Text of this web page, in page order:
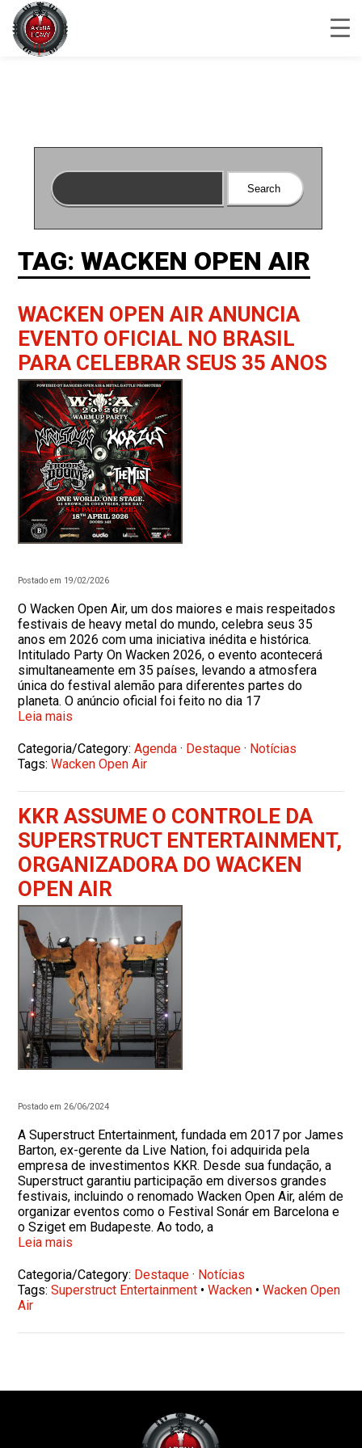
TAG: WACKEN OPEN AIR
WACKEN OPEN AIR ANUNCIA
EVENTO OFICIAL NO BRASIL
PARA CELEBRAR SEUS 35 ANOS
Postado em 19/02/2026
O Wacken Open Air, um dos maiores e mais respeitados
festivais de heavy metal do mundo, celebra seus 35
anos em 2026 com uma iniciativa inédita e histórica.
Intitulado Party On Wacken 2026, o evento acontecerá
simultaneamente em 35 países, levando a atmosfera
única do festival alemão para diferentes partes do
planeta. O anúncio oficial foi feito no dia 17
Leia mais
Categoria/Category:Agenda · Destaque · Notícias
Tags:Wacken Open Air
KKR ASSUME O CONTROLE DA
SUPERSTRUCT ENTERTAINMENT,
ORGANIZADORA DO WACKEN
OPEN AIR
Postado em 26/06/2024
A Superstruct Entertainment, fundada em 2017 por James
Barton, ex-gerente da Live Nation, foi adquirida pela
empresa de investimentos KKR. Desde sua fundação, a
Superstruct garantiu participação em diversos grandes
festivais, incluindo o renomado Wacken Open Air, além de
organizar eventos como o Festival Sonár em Barcelona e
o Sziget em Budapeste. Ao todo, a
Leia mais
Categoria/Category: Destaque · Notícias
Tags:Superstruct Entertainment •Wacken •Wacken Open
Air